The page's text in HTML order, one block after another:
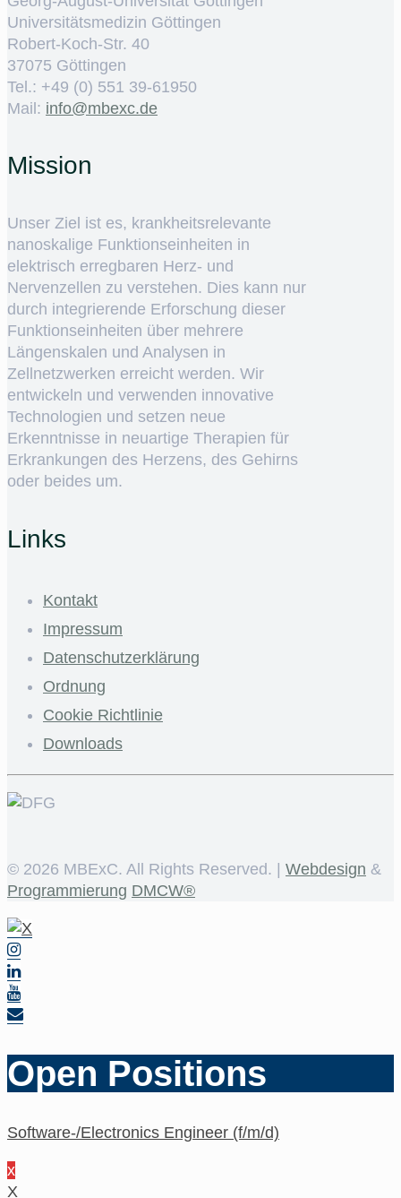
Universitätsmedizin Göttingen
Robert-Koch-Str. 40
37075 Göttingen
Tel.: +49 (0) 551 39-61950
Mail: ed.cxebm@ofni
Mission
Unser Ziel ist es, krankheitsrelevante
nanoskalige Funktionseinheiten in
elektrisch erregbaren Herz- und
Nervenzellen zu verstehen. Dies kann nur
durch integrierende Erforschung dieser
Funktionseinheiten über mehrere
Längenskalen und Analysen in
Zellnetzwerken erreicht werden. Wir
entwickeln und verwenden innovative
Technologien und setzen neue
Erkenntnisse in neuartige Therapien für
Erkrankungen des Herzens, des Gehirns
oder beides um.
Links
Kontakt
Impressum
Datenschutzerklärung
Ordnung
Cookie Richtlinie
Downloads
© 2026 MBExC. All Rights Reserved. | Webdesign &
Programmierung DMCW®
Open Positions
Software-/Electronics Engineer (f/m/d)
x
X